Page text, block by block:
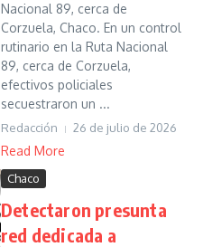
Nacional 89, cerca de
Corzuela, Chaco. En un control
rutinario en la Ruta Nacional
89, cerca de Corzuela,
efectivos policiales
secuestraron un ...
Redacción 26 de julio de 2026
Read More
Chaco
Detectaron presunta
red dedicada a